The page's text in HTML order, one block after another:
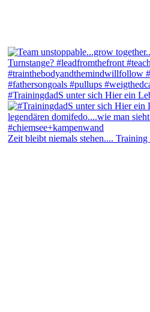
#TrainingdadS unter sich Hier ein
Zeit bleibt niemals stehen.... Training